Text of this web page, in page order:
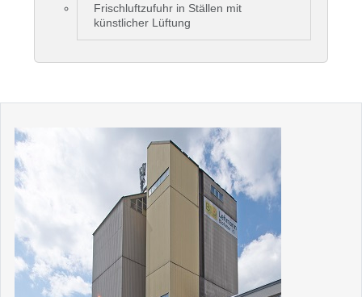
Frischluftzufuhr in Ställen mit
künstlicher Lüftung